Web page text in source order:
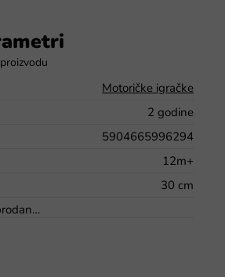
Motoričke igračke
2 godine
5904665996294
12m+
30 cm